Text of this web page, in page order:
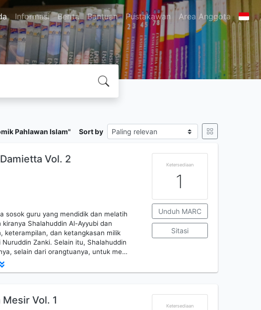
Informasi Berita Bantuan Pustakawan Area Anggota
Pahlawan Islam" Sort by
Vol. 2
sosok guru yang mendidik dan melatih
Shalahuddin Al-Ayyubi dan
keterampilan, dan ketangkasan milik
Zanki. Selain itu, Shalahuddin
selain dari orangtuanya, untuk me…
Ketersediaan
1
Unduh MARC
Sitasi
Vol. 1 Ketersediaan